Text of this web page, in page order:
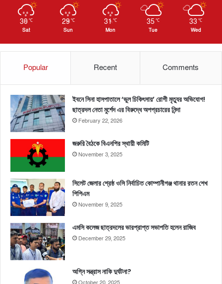
30 ℃
Sat
29 ℃
Sun
31℃
Mon
35℃
Tue
33 ℃
Wed
Popular Recent Comments
ইবনে সিনা হাসপাতালে ‘ভুল চিকিৎসায়’ রোগী মৃত্যুর অভিযোগ!
ছাত্রদল নেতা মুর্শেদ এর বিরুদ্ধে অপপ্রচারের নিন্দা
February 22, 2026
জরুরি বৈঠকে বিএনপির স্থায়ী কমিটি
November 3, 2025
সিলেট জেলার শ্রেষ্ঠ ওসি নির্বাচিত কোম্পানীগঞ্জ থানার রতন শেখ
পিপিএম
November 9, 2025
এমসি কলেজ ছাত্রদলের ভারপ্রাপ্ত সভাপতি হলেন রাজিব
December 29, 2025
অগ্নি সন্ত্রাস নাকি দুর্ঘটনা?